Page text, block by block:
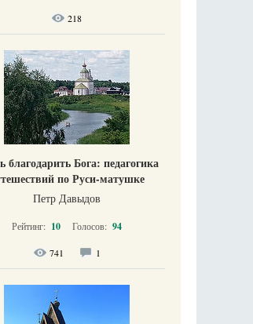
218
благодарить Бога: педагогика
по Руси-матушке
Петр Давыдов
Рейтинг: 10 Голосов: 94
741 1